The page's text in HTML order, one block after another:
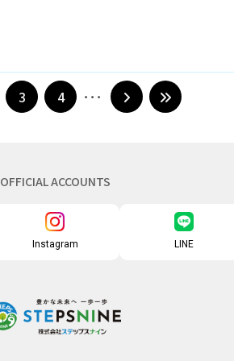
3 4
OFFICIAL ACCOUNTS
Instagram LINE